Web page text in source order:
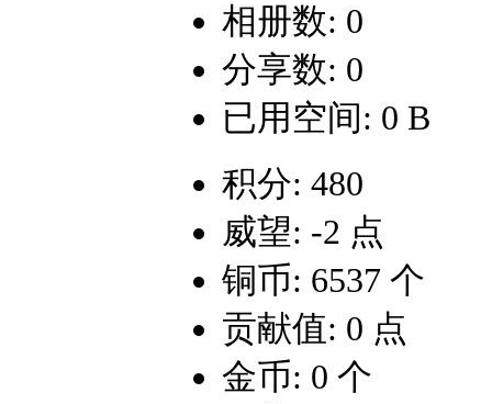
相册数: 0
分享数: 0
已用空间: 0 B
积分: 480
威望: -2 点
铜币: 6537 个
贡献值: 0 点
金币: 0 个